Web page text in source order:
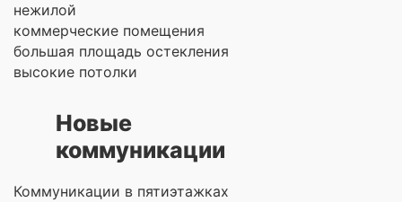
нежилой
коммерческие помещения
большая площадь остекления
высокие потолки
Новые
коммуникации
Коммуникации в пятиэтажках